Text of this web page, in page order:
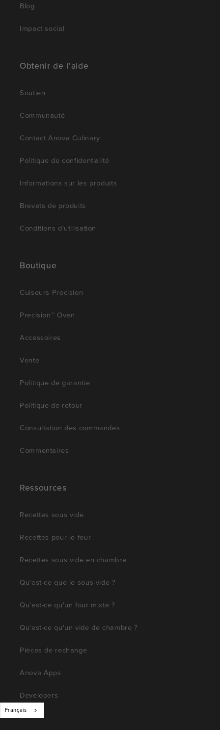
Blog
Impact social
Obtenir de l'aide
Soutien
Communauté
Contact Anova Culinary
Politique de confidentialité
Informations sur les produits
Brevets de produits
Conditions d'utilisation
Boutique
Cuiseurs Precision
Precision™ Oven
Accessoires
Vente
Politique de garantie
Politique de retour
Consultation des commandes
Commentaires
Ressources
Recettes sous vide
Recettes pour le four
Recettes sous vide en chambre
Qu'est-ce que le sous-vide ?
Qu'est-ce qu'un four mixte ?
Qu'est-ce qu'un vide de chambre ?
Pièces de rechange
Anova Apps
Developers
Français